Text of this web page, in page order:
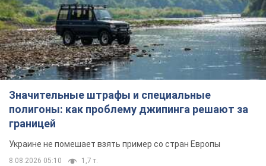
Значительные штрафы и специальные
полигоны: как проблему джипинга решают за
границей
Украине не помешает взять пример со стран Европы
8.08.2026 05:10 1,7 т.